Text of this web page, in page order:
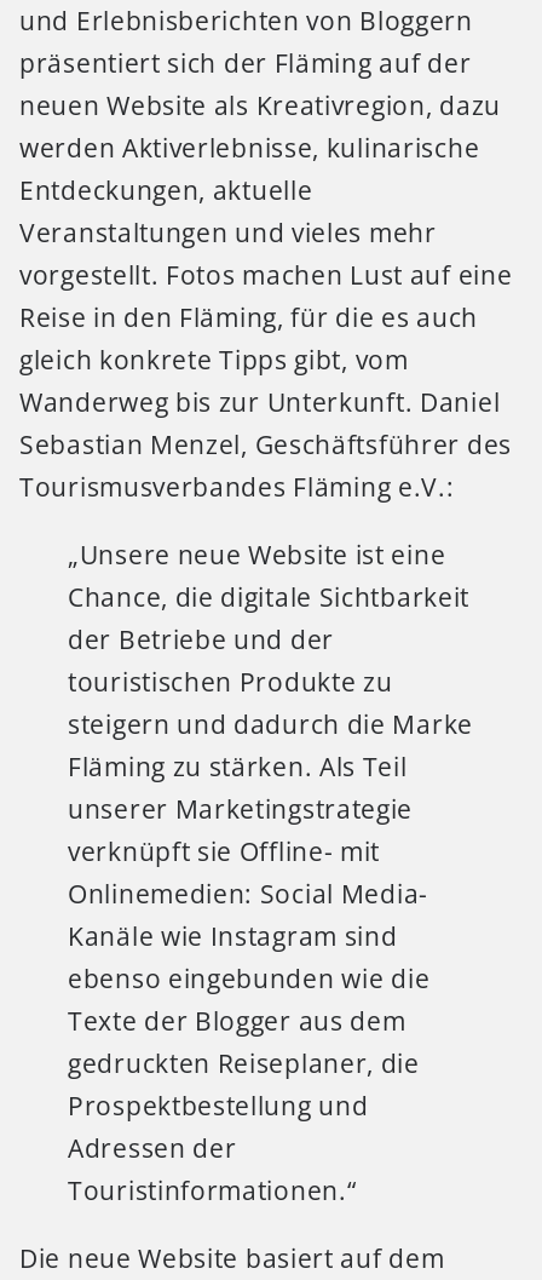
und Erlebnisberichten von Bloggern
präsentiert sich der Fläming auf der
neuen Website als Kreativregion, dazu
werden Aktiverlebnisse, kulinarische
Entdeckungen, aktuelle
Veranstaltungen und vieles mehr
vorgestellt. Fotos machen Lust auf eine
Reise in den Fläming, für die es auch
gleich konkrete Tipps gibt, vom
Wanderweg bis zur Unterkunft. Daniel
Sebastian Menzel, Geschäftsführer des
Tourismusverbandes Fläming e.V.:
„Unsere neue Website ist eine
Chance, die digitale Sichtbarkeit
der Betriebe und der
touristischen Produkte zu
steigern und dadurch die Marke
Fläming zu stärken. Als Teil
unserer Marketingstrategie
verknüpft sie Offline- mit
Onlinemedien: Social Media-
Kanäle wie Instagram sind
ebenso eingebunden wie die
Texte der Blogger aus dem
gedruckten Reiseplaner, die
Prospektbestellung und
Adressen der
Touristinformationen.“
Die neue Website basiert auf dem